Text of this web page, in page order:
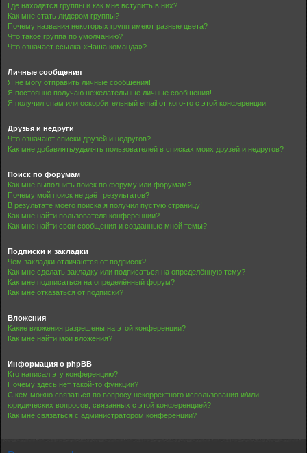
Где находятся группы и как мне вступить в них?
Как мне стать лидером группы?
Почему названия некоторых групп имеют разные цвета?
Что такое группа по умолчанию?
Что означает ссылка «Наша команда»?
Личные сообщения
Я не могу отправить личные сообщения!
Я постоянно получаю нежелательные личные сообщения!
Я получил спам или оскорбительный email от кого-то с этой конференции!
Друзья и недруги
Что означают списки друзей и недругов?
Как мне добавлять/удалять пользователей в списках моих друзей и недругов?
Поиск по форумам
Как мне выполнить поиск по форуму или форумам?
Почему мой поиск не даёт результатов?
В результате моего поиска я получил пустую страницу!
Как мне найти пользователя конференции?
Как мне найти свои сообщения и созданные мной темы?
Подписки и закладки
Чем закладки отличаются от подписок?
Как мне сделать закладку или подписаться на определённую тему?
Как мне подписаться на определённый форум?
Как мне отказаться от подписки?
Вложения
Какие вложения разрешены на этой конференции?
Как мне найти мои вложения?
Информация о phpBB
Кто написал эту конференцию?
Почему здесь нет такой-то функции?
С кем можно связаться по вопросу некорректного использования и/или
юридических вопросов, связанных с этой конференцией?
Как мне связаться с администратором конференции?